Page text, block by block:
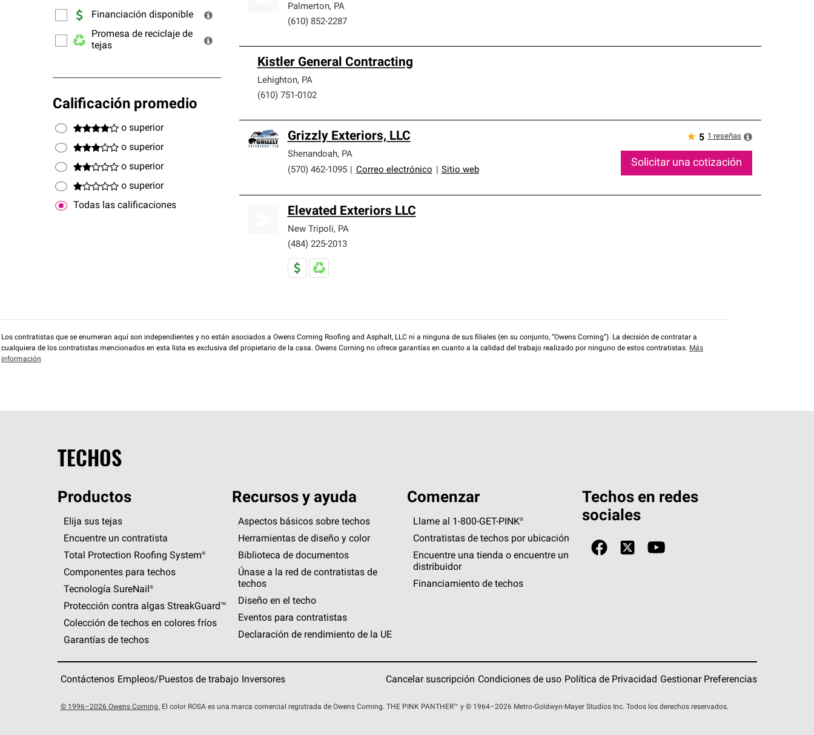
Financiación disponible
Promesa de reciclaje de
tejas
Calificación promedio
o superior
o superior
o superior
o superior
Todas las calificaciones
Palmerton, PA
(610) 852-2287
Kistler General Contracting
Lehighton, PA
(610) 751-0102
Grizzly Exteriors, LLC
Shenandoah, PA
(570) 462-1095
Correo electrónico Sitio web
★ 5 1 reseñas
Solicitar una cotización
Elevated Exteriors LLC
New Tripoli, PA
(484) 225-2013
Los contratistas que se enumeran aquí son independientes y no están asociados a Owens Corning Roofing and Asphalt, LLC ni a ninguna de sus filiales (en su conjunto, “Owens Corning”). La decisión de contratar a
cualquiera de los contratistas mencionados en esta lista es exclusiva del propietario de la casa. Owens Corning no ofrece garantías en cuanto a la calidad del trabajo realizado por ninguno de estos contratistas. Más
información
TECHOS
Productos
Elija sus tejas
Encuentre un contratista
Total Protection Roofing System®
Componentes para techos
Tecnología SureNail®
Protección contra algas StreakGuard™
Colección de techos en colores fríos
Garantías de techos
Recursos y ayuda
Aspectos básicos sobre techos
Herramientas de diseño y color
Biblioteca de documentos
Únase a la red de contratistas de
techos
Diseño en el techo
Eventos para contratistas
Declaración de rendimiento de la UE
Comenzar
Llame al 1-800-GET-PINK®
Contratistas de techos por ubicación
Encuentre una tienda o encuentre un
distribuidor
Financiamiento de techos
Techos en redes
sociales
Contáctenos Empleos/Puestos de trabajo Inversores Cancelar suscripción Condiciones de uso Política de Privacidad Gestionar Preferencias
© 1996–2026 Owens Corning. El color ROSA es una marca comercial registrada de Owens Corning. THE PINK PANTHER™ y © 1964–2026 Metro-Goldwyn-Mayer Studios Inc. Todos los derechos reservados.